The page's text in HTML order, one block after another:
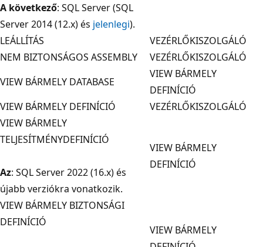
A következő: SQL Server (SQL
Server 2014 (12.x) és jelenlegi).
LEÁLLÍTÁS
VEZÉRLŐKISZOLGÁLÓ
NEM BIZTONSÁGOS ASSEMBLY
VEZÉRLŐKISZOLGÁLÓ
VIEW BÁRMELY DATABASE
VIEW BÁRMELY
DEFINÍCIÓ
VIEW BÁRMELY DEFINÍCIÓ
VEZÉRLŐKISZOLGÁLÓ
VIEW BÁRMELY
TELJESÍTMÉNYDEFINÍCIÓ
Az: SQL Server 2022 (16.x) és
újabb verziókra vonatkozik.
VIEW BÁRMELY
DEFINÍCIÓ
VIEW BÁRMELY BIZTONSÁGI
DEFINÍCIÓ
VIEW BÁRMELY